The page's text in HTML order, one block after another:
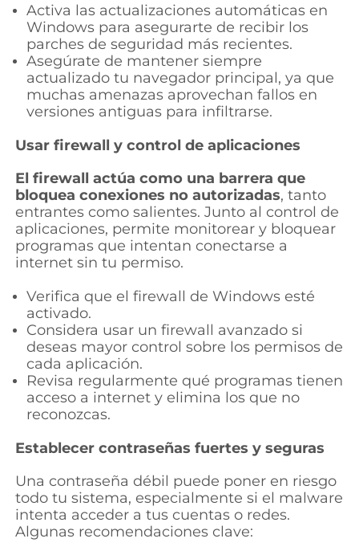
Activa las actualizaciones automáticas en
Windows para asegurarte de recibir los
parches de seguridad más recientes.
Asegúrate de mantener siempre
actualizado tu navegador principal, ya que
muchas amenazas aprovechan fallos en
versiones antiguas para infiltrarse.
Usar firewall y control de aplicaciones
El firewall actúa como una barrera que
bloquea conexiones no autorizadas, tanto
entrantes como salientes. Junto al control de
aplicaciones, permite monitorear y bloquear
programas que intentan conectarse a
internet sin tu permiso.
Verifica que el firewall de Windows esté
activado.
Considera usar un firewall avanzado si
deseas mayor control sobre los permisos de
cada aplicación.
Revisa regularmente qué programas tienen
acceso a internet y elimina los que no
reconozcas.
Establecer contraseñas fuertes y seguras
Una contraseña débil puede poner en riesgo
todo tu sistema, especialmente si el malware
intenta acceder a tus cuentas o redes.
Algunas recomendaciones clave: